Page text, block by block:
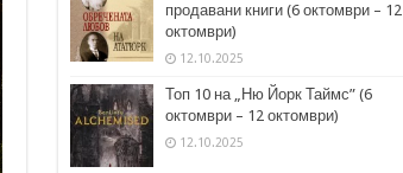
продавани книги (6 октомври – 12
октомври)
12.10.2025
Топ 10 на „Ню Йорк Таймс” (6
октомври – 12 октомври)
12.10.2025